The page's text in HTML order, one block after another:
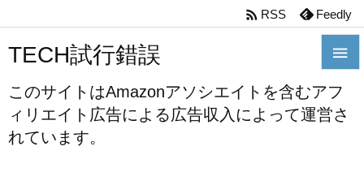
TECH試行錯誤
このサイトはAmazonアソシエイトを含むアフ
ィリエイト広告による広告収入によって運営さ
れています。


メニ
 RSS Feedly